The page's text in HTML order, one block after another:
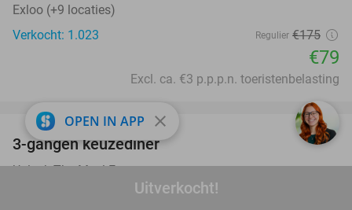
Uitverkocht!
Exloo (+9 locaties)
Verkocht: 1.023
Regulier €175
€79
Excl. ca. €3 p.p.p.n. toeristenbelasting
39%
favorite_border
3-gangen keuzediner
Unlock The Meal Emmen
OPEN IN APP close